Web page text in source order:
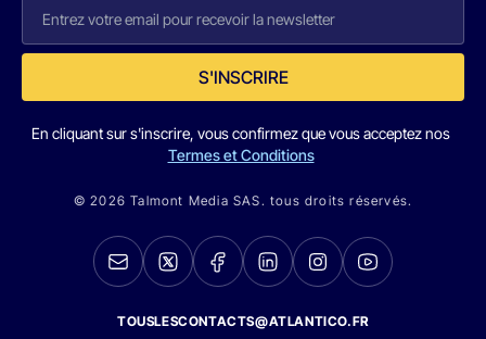
S'INSCRIRE
En cliquant sur s'inscrire, vous confirmez que vous acceptez nos
Termes et Conditions
© 2026 Talmont Media SAS. tous droits réservés.
TOUSLESCONTACTS@ATLANTICO.FR